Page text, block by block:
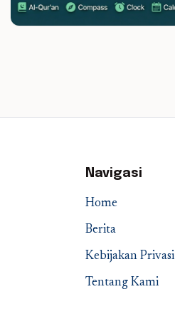
Navigasi
Home
Berita
Kebijakan Privasi
Tentang Kami